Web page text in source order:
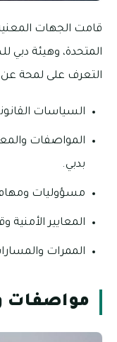
قامت الجهات المعنية
المتحدة، وهيئة دبي
التعرف على لمحة عن
السياسات
المواصفات
بدبي.
مسؤوليات ومهام
المعايير
الممرات
مواصفات